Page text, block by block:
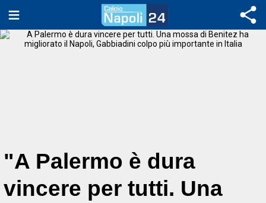
"A Palermo è dura
vincere per tutti. Una